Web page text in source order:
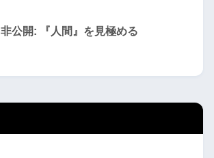
非公開: 『人間』を見極める